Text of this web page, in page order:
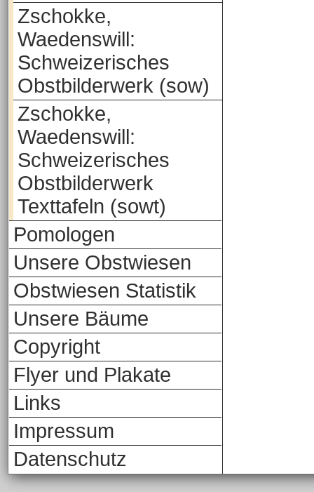
Zschokke,
Waedenswill:
Schweizerisches
Obstbilderwerk (sow)
Zschokke,
Waedenswill:
Schweizerisches
Obstbilderwerk
Texttafeln (sowt)
Pomologen
Unsere Obstwiesen
Obstwiesen Statistik
Unsere Bäume
Copyright
Flyer und Plakate
Links
Impressum
Datenschutz